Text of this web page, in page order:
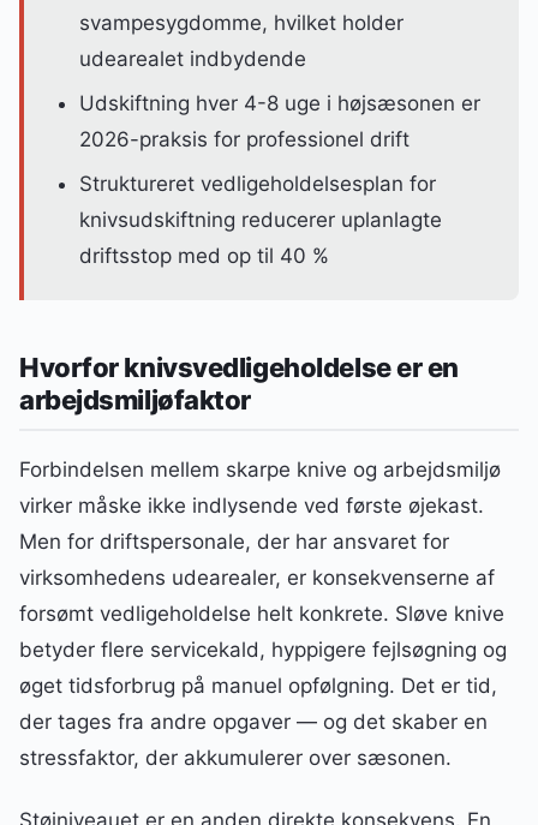
svampesygdomme, hvilket holder
udearealet indbydende
Udskiftning hver 4-8 uge i højsæsonen er
2026-praksis for professionel drift
Struktureret vedligeholdelsesplan for
knivsudskiftning reducerer uplanlagte
driftsstop med op til 40 %
Hvorfor knivsvedligeholdelse er en
arbejdsmiljøfaktor
Forbindelsen mellem skarpe knive og arbejdsmiljø
virker måske ikke indlysende ved første øjekast.
Men for driftspersonale, der har ansvaret for
virksomhedens udearealer, er konsekvenserne af
forsømt vedligeholdelse helt konkrete. Sløve knive
betyder flere servicekald, hyppigere fejlsøgning og
øget tidsforbrug på manuel opfølgning. Det er tid,
der tages fra andre opgaver — og det skaber en
stressfaktor, der akkumulerer over sæsonen.
Støjniveauet er en anden direkte konsekvens. En